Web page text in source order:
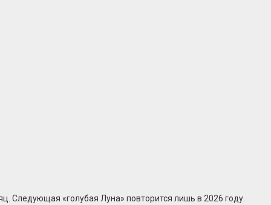
Следующая «голубая Луна» повторится лишь в 2026 году.